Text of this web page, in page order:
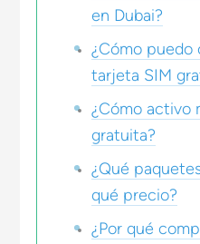
en Dubai?
¿Cómo puedo
tarjeta SIM
¿Cómo activo
gratuita?
¿Qué
qué precio?
¿Por qué